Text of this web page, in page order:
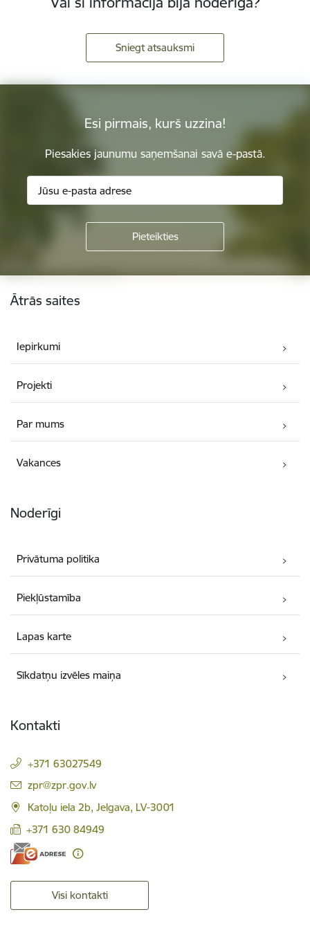
Sniegt atsauksmi
Esi pirmais, kurš uzzina!
Piesakies jaunumu saņemšanai savā e-pastā.
Kājene
Ātrās saites
Iepirkumi
Projekti
Par mums
Vakances
Noderīgi
Privātuma politika
Piekļūstamība
Lapas karte
Sīkdatņu izvēles maiņa
Kontakti
+371 63027549
E-pasts:
zpr@zpr.gov.lv
Katoļu iela 2b, Jelgava, LV-3001
+371 630 84949
Visi kontakti